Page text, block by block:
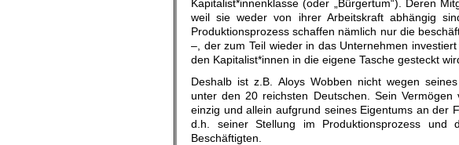
Kapitalist*innenklasse (oder „Bürgertum“). Deren
weil sie weder von ihrer Arbeitskraft abhängig
Produktionsprozess schaffen nämlich nur die
–, der zum Teil wieder in das Unternehmen
den Kapitalist*innen in die eigene Tasche gesteckt
Deshalb ist z.B. Aloys Wobben nicht wegen
unter den 20 reichsten Deutschen. Sein
einzig und allein aufgrund seines Eigentums an der
d.h. seiner Stellung im Produktionsprozess
Beschäftigten.